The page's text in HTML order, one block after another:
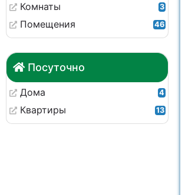
Комнаты 3
Помещения 46
Посуточно
Дома 4
Квартиры 13